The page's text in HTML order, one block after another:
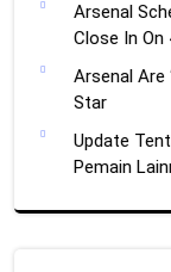
Arsenal
Close In On
Arsenal Are
Star
Update
Pemain